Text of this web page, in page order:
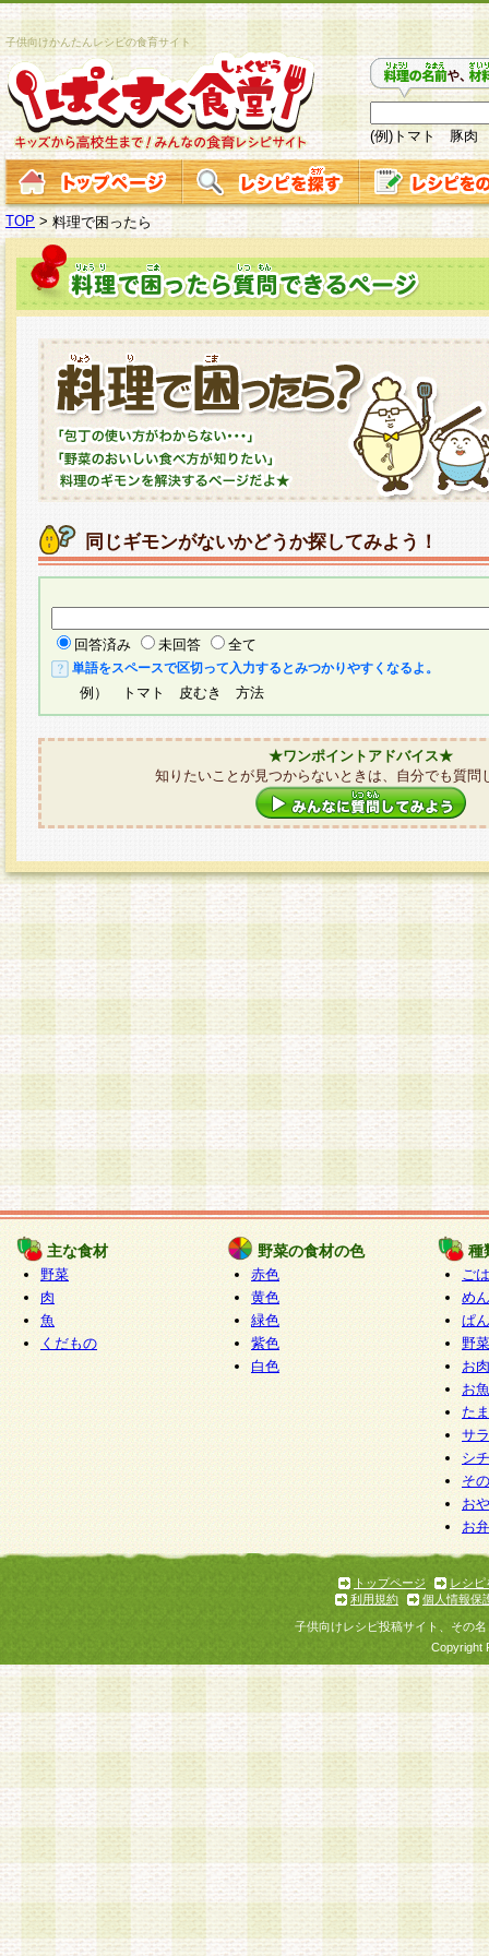
子供向けかんたんレシピの食育サイト
(例)トマト 豚肉
TOP >料理で困ったら
同じギモンがないかどうか探してみよう！
回答済み 未回答 全て
単語をスペースで区切って入力するとみつかりやすくなるよ。
例） トマト 皮むき 方法
★ワンポイントアドバイス★
知りたいことが見つからないときは、自分でも質問
主な食材
野菜
肉
魚
くだもの
野菜の食材の色
赤色
黄色
緑色
紫色
白色
種
ご
めん
ぱん
野
お
お
た
サ
シ
そ
お
お
トップページ
レシピ
利用規約
個人情報保
子供向けレシピ投稿サイト、その
Copyright